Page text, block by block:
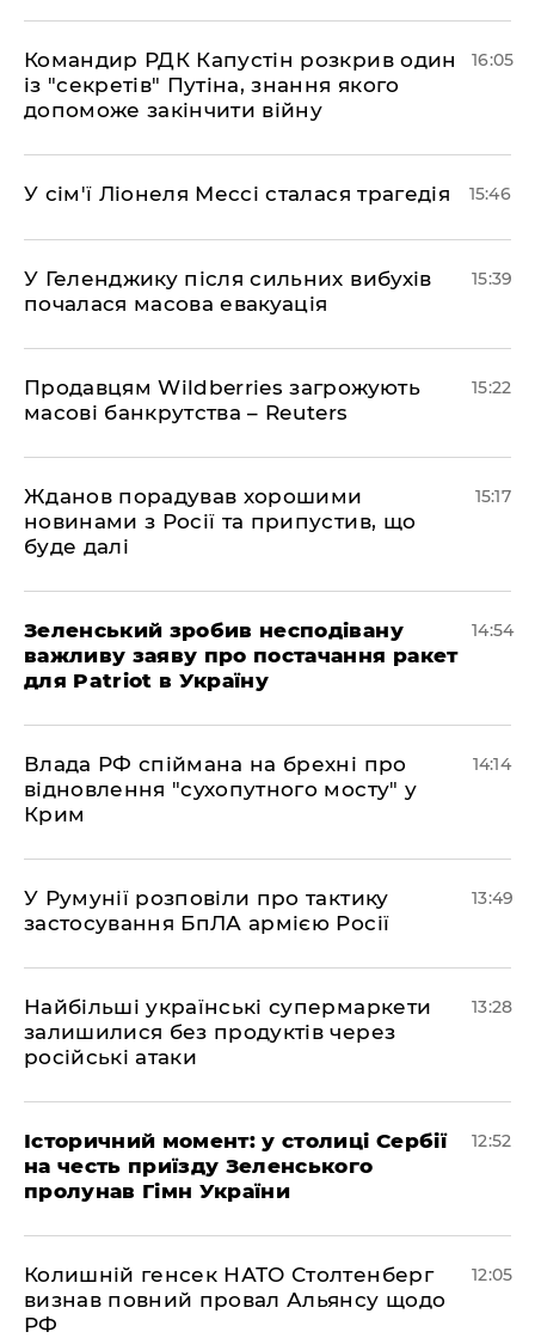
Командир РДК Капустін розкрив один
із "секретів" Путіна, знання якого
допоможе закінчити війну
16:05
У сім'ї Ліонеля Мессі сталася трагедія 15:46
У Геленджику після сильних вибухів
почалася масова евакуація
15:39
Продавцям Wildberries загрожують
масові банкрутства – Reuters
15:22
Жданов порадував хорошими
новинами з Росії та припустив, що
буде далі
15:17
Зеленський зробив несподівану
важливу заяву про постачання ракет
для Patriot в Україну
14:54
Влада РФ спіймана на брехні про
відновлення "сухопутного мосту" у
Крим
14:14
У Румунії розповіли про тактику
застосування БпЛА армією Росії
13:49
Найбільші українські супермаркети
залишилися без продуктів через
російські атаки
13:28
Історичний момент: у столиці Сербії
на честь приїзду Зеленського
пролунав Гімн України
12:52
Колишній генсек НАТО Столтенберг
визнав повний провал Альянсу щодо
РФ
12:05